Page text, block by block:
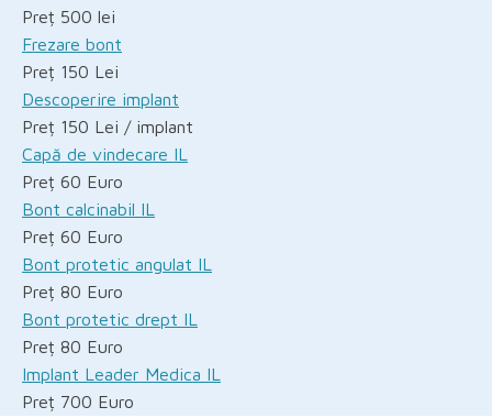
Preț 500 lei
Frezare bont
Preț 150 Lei
Descoperire implant
Preț 150 Lei / implant
Capă de vindecare IL
Preț 60 Euro
Bont calcinabil IL
Preț 60 Euro
Bont protetic angulat IL
Preț 80 Euro
Bont protetic drept IL
Preț 80 Euro
Implant Leader Medica IL
Preț 700 Euro